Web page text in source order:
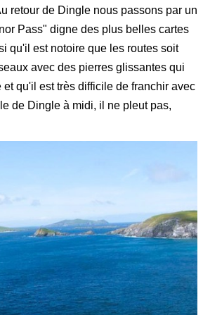
retour de Dingle nous passons par un
Pass" digne des plus belles cartes
qu'il est notoire que les routes soit
avec des pierres glissantes qui
et qu'il est très difficile de franchir avec
de Dingle à midi, il ne pleut pas,